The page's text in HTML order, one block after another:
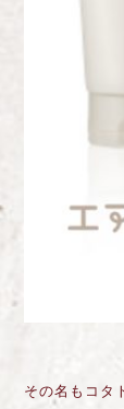
その名もコタ